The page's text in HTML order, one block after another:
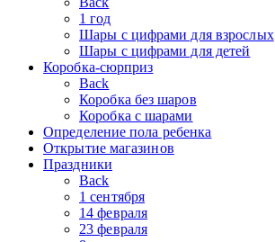
1 год
Шары с цифрами для взрослых
Шары с цифрами для детей
Коробка-сюрприз
Back
Коробка без шаров
Коробка с шарами
Определение пола ребенка
Открытие магазинов
Праздники
Back
1 сентября
14 февраля
23 февраля